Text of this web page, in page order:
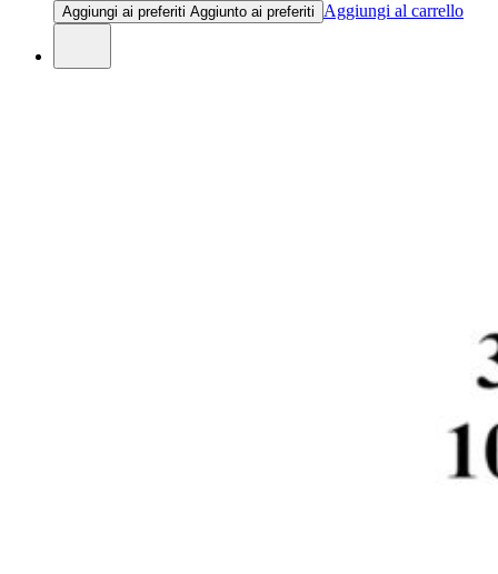
Aggiungi ai preferiti Aggiunto ai preferiti Aggiungi al carrello